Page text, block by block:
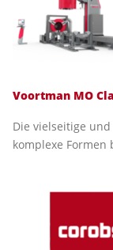
Voortman MO
Die vielseitige
komplexe Formen